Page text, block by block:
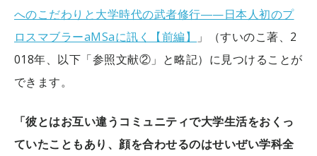
へのこだわりと大学時代の武者修行―—日本人初のプ
ロスマブラーaMSaに訊く【前編】
」（すいのこ著、2
018年、以下「参照文献②」と略記）に見つけることが
できます。
「彼とはお互い違うコミュニティで大学生活をおくっ
ていたこともあり、顔を合わせるのはせいぜい学科全